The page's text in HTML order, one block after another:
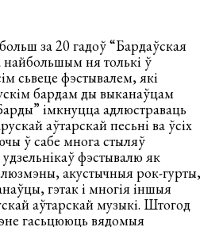
за 20 гадоў “Бардаўская
найбольшым ня толькі ў
сьвеце фэстывалем, які
бардам ды выканаўцам
імкнуцца адлюстраваць
аўтарскай песьні ва ўсіх
ў сабе многа стыляў
фэстывалю як
акустычныя рок-гурты,
гэтак і многія іншыя
аўтарскай музыкі. Штогод
гасьцююць вядомыя